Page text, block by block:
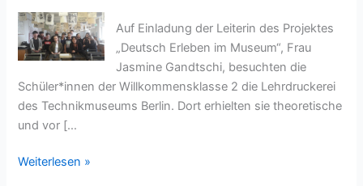
Auf Einladung der Leiterin des Projektes
„Deutsch Erleben im Museum“, Frau
Jasmine Gandtschi, besuchten die
Schüler*innen der Willkommensklasse 2 die Lehrdruckerei
des Technikmuseums Berlin. Dort erhielten sie theoretische
und vor […
Willkommensklasse
Weiterlesen »